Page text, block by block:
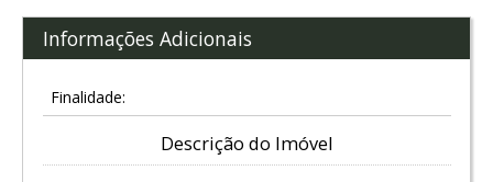
Informações Adicionais
Finalidade:
Descrição do Imóvel